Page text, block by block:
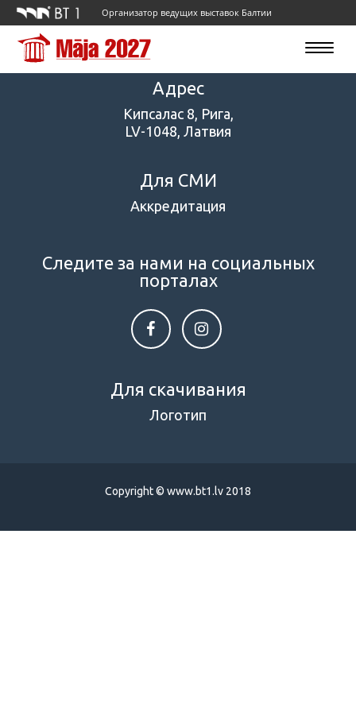
Организатор ведущих выставок Балтии
Toggle
Адрес
Кипсалас 8, Рига,
LV-1048, Латвия
Для СМИ
Аккредитация
Следите за нами на социальных
порталах
Для скачивания
Логотип
Copyright © www.bt1.lv 2018